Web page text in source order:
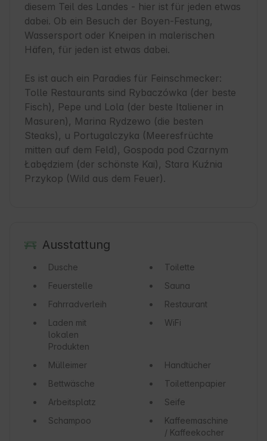
diesem Teil des Landes - hier ist für jeden etwas
dabei. Ob ein Besuch der Boyen-Festung,
Wassersport oder Kneipen in malerischen
Häfen, für jeden ist etwas dabei.
Es ist auch ein Paradies für Feinschmecker:
Tolle Restaurants sind Rybaczówka (der beste
Fisch), Pepe und Lola (der beste Italiener in
Masuren), Marina Rydzewo (die besten
Steaks), u Portugalczyka (Meeresfrüchte
mitten auf dem Feld), Gospoda pod Czarnym
Łabędziem (der schönste Kai), Stara Kuźnia
Przykop (Wild aus dem Feuer).
Ausstattung
Dusche
Toilette
Feuerstelle
Sauna
Fahrradverleih
Restaurant
Laden mit
lokalen
Produkten
WiFi
Mülleimer
Handtücher
Bettwäsche
Toilettenpapier
Arbeitsplatz
Seife
Schampoo
Kaffeemaschine
/ Kaffeekocher